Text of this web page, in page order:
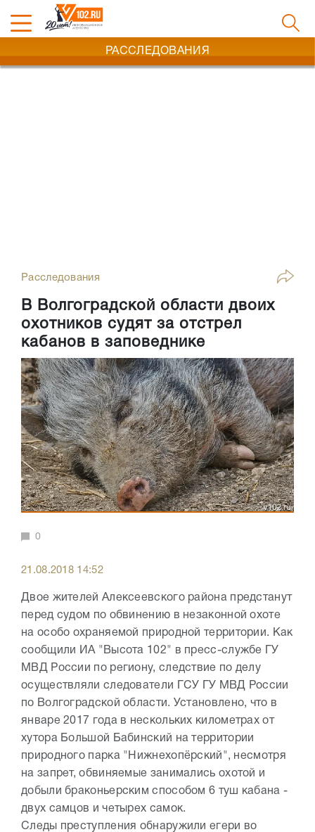
РАССЛЕДОВАНИЯ
Расследования
В Волгоградской области двоих
охотников судят за отстрел
кабанов в заповеднике
0
21.08.2018 14:52
Двое жителей Алексеевского района предстанут
перед судом по обвинению в незаконной охоте
на особо охраняемой природной территории. Как
сообщили ИА "Высота 102" в пресс-службе ГУ
МВД России по региону, следствие по делу
осуществляли следователи ГСУ ГУ МВД России
по Волгоградской области. Установлено, что в
январе 2017 года в нескольких километрах от
хутора Большой Бабинский на территории
природного парка "Нижнехопёрский", несмотря
на запрет, обвиняемые занимались охотой и
добыли браконьерским способом 6 туш кабана -
двух самцов и четырех самок.
Следы преступления обнаружили егери во